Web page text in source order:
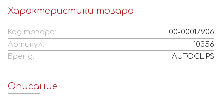
Характеристики товара
Код товара:
00-00017906
Артикул:
10356
Бренд:
AUTOCLIPS
Описание